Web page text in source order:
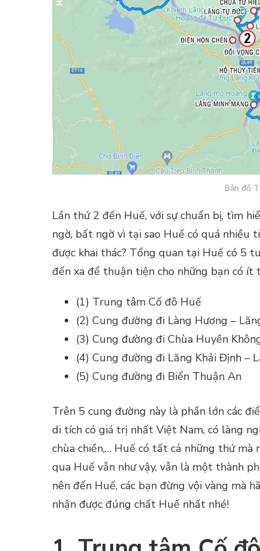
Bản đồ
Lần thứ 2 đến Huế, với sự chuẩn bị, tìm
ngờ, bất ngờ vì tại sao Huế có quá nhiều
được khai thác? Tổng quan tại Huế có 5
đến xa để thuận tiện cho những bạn có ít
(1) Trung tâm Cố đô Huế
(2) Cung đường đi Làng Hương –
(3) Cung đường đi Chùa Huyền
(4) Cung đường đi Lăng Khải Định –
(5) Cung đường đi Biển Thuận An
Trên 5 cung đường này là phần lớn các
di tích có giá trị nhất Việt Nam, có làng
chùa chiền,… Huế có tất cả những thứ
qua Huế vẫn như vậy, vẫn là một thành
nên đến Huế, các bạn đừng vội vàng mà
nhận được đúng chất Huế nhất nhé!